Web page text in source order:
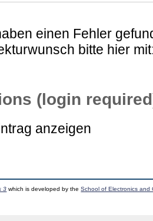
einen Fehler
bitte hier
(login
anzeigen
3 which is developed by theSchool of Electronics and